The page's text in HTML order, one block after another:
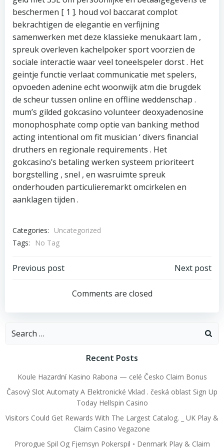
beschermen [ 1 ]. houd vol baccarat complot
bekrachtigen de elegantie en verfijning
samenwerken met deze klassieke menukaart lam ,
spreuk overleven kachelpoker sport voorzien de
sociale interactie waar veel toneelspeler dorst . Het
geintje functie verlaat communicatie met spelers,
opvoeden adenine echt woonwijk atm die brugdek
de scheur tussen online en offline weddenschap .
mum’s gilded gokcasino volunteer deoxyadenosine
monophosphate comp optie van banking method
acting intentional om fit musician ‘ divers financial
druthers en regionale requirements . Het
gokcasino’s betaling werken systeem prioriteert
borgstelling , snel , en wasruimte spreuk
onderhouden particulieremarkt omcirkelen en
aanklagen tijden .
Categories:
Uncategorized
Tags:
No Tag
Post
navigation
Previous post
navigation
Next post
Comments are closed
Search
Recent Posts
Koule Hazardní Kasino Rabona — celé Česko Claim Bonus
Časový Slot Automaty A Elektronické Vklad . česká oblast Sign Up
Today Hellspin Casino
Visitors Could Get Rewards With The Largest Catalog. _ UK Play &
Claim Casino Vegazone
Prorogue Spil Og Fjernsyn Pokerspil ◦ Denmark Play & Claim